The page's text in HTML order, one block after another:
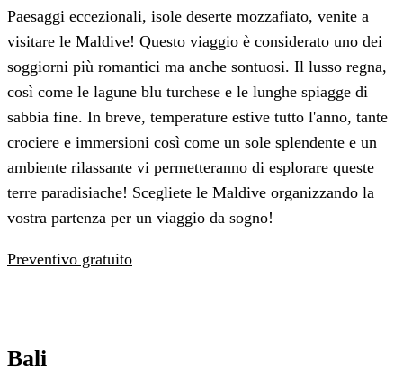
Paesaggi eccezionali, isole deserte mozzafiato, venite a
visitare le Maldive! Questo viaggio è considerato uno dei
soggiorni più romantici ma anche sontuosi. Il lusso regna,
così come le lagune blu turchese e le lunghe spiagge di
sabbia fine. In breve, temperature estive tutto l'anno, tante
crociere e immersioni così come un sole splendente e un
ambiente rilassante vi permetteranno di esplorare queste
terre paradisiache! Scegliete le Maldive organizzando la
vostra partenza per un viaggio da sogno!
Preventivo gratuito
Bali